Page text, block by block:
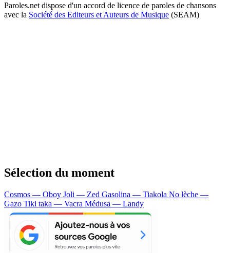
Paroles.net dispose d'un accord de licence de paroles de chansons
avec la Société des Editeurs et Auteurs de Musique (SEAM)
Sélection du moment
Cosmos — Oboy Joli — Zed Gasolina — Tiakola No lèche —
Gazo Tiki taka — Vacra Médusa — Landy